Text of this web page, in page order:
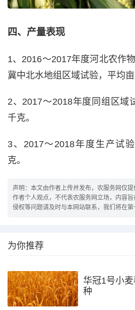
四、产量表现
1、2016～2017年度河北农作
冀中北水地组区域试验，平均亩
2、2017～2018年度同组区域
千克。
3、2017～2018年度生产试
克。
声明：本文由作者上传并发布，农服务网仅
作者个人观点，不代表农服务网立场，内容
侵权等问题请及时与本网站联系，我们将在第
为你推荐
华冠1号小
种